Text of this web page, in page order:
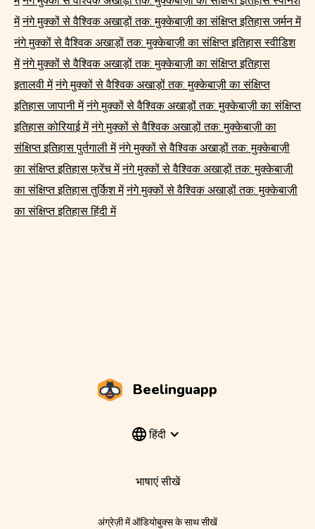
में नंगे मुक्कों से वैश्विक अखाड़ों तक: मुक्केबाज़ी का संक्षिप्त इतिहास जर्मन में
नंगे मुक्कों से वैश्विक अखाड़ों तक: मुक्केबाज़ी का संक्षिप्त इतिहास स्वीडिश
में नंगे मुक्कों से वैश्विक अखाड़ों तक: मुक्केबाज़ी का संक्षिप्त इतिहास
इतालवी में नंगे मुक्कों से वैश्विक अखाड़ों तक: मुक्केबाज़ी का संक्षिप्त
इतिहास जापानी में नंगे मुक्कों से वैश्विक अखाड़ों तक: मुक्केबाज़ी का संक्षिप्त
इतिहास कोरियाई में नंगे मुक्कों से वैश्विक अखाड़ों तक: मुक्केबाज़ी का
संक्षिप्त इतिहास पुर्तगाली में नंगे मुक्कों से वैश्विक अखाड़ों तक: मुक्केबाज़ी
का संक्षिप्त इतिहास फ्रेंच में नंगे मुक्कों से वैश्विक अखाड़ों तक: मुक्केबाज़ी
का संक्षिप्त इतिहास तुर्किश में नंगे मुक्कों से वैश्विक अखाड़ों तक: मुक्केबाज़ी
का संक्षिप्त इतिहास हिंदी में
Beelinguapp
हिंदी
भाषाएं सीखें
अंग्रेज़ी में ऑडियोबुक्स के साथ सीखें